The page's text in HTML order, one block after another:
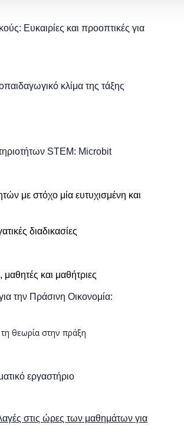
Ευκαιρίες και προοπτικές για
κλίμα της τάξης
STEM: Microbit
με στόχο μία ευτυχισμένη και
διαδικασίες
και μαθήτριες
την Πράσινη Οικονομία:
θεωρία στην πράξη
εργαστήριο
στις ώρες των μαθημάτων για